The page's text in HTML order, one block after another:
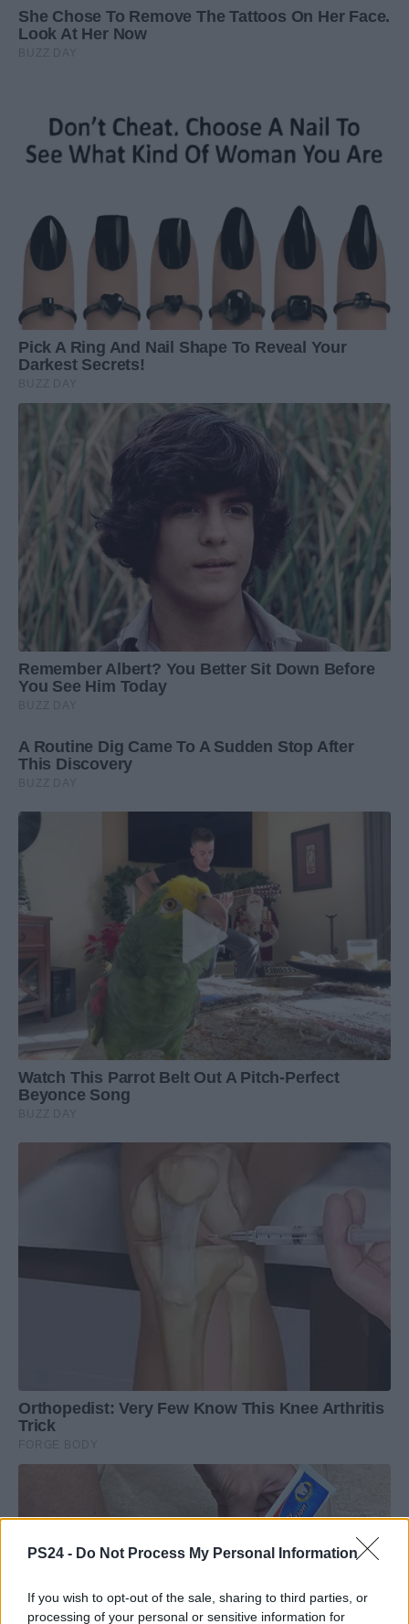
PS24 - Do Not Process My Personal Information
If you wish to opt-out of the sale, sharing to third parties, or
processing of your personal or sensitive information for